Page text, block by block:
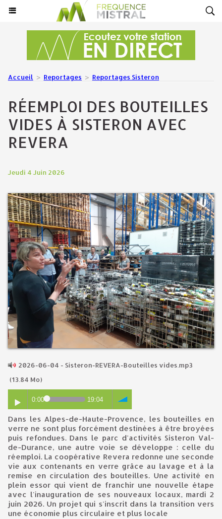
Accueil > Reportages > Reportages Sisteron
RÉEMPLOI DES BOUTEILLES
VIDES À SISTERON AVEC
REVERA
Jeudi 4 Juin 2026
2026-06-04 - Sisteron-REVERA-Bouteilles vides.mp3
(13.84 Mo)
0:00 19:04
Dans les Alpes-de-Haute-Provence, les bouteilles en
verre ne sont plus forcément destinées à être broyées
puis refondues. Dans le parc d'activités Sisteron Val-
de-Durance, une autre voie se développe : celle du
réemploi. La coopérative Revera redonne une seconde
vie aux contenants en verre grâce au lavage et à la
remise en circulation des bouteilles. Une activité en
plein essor qui vient de franchir une nouvelle étape
avec l'inauguration de ses nouveaux locaux, mardi 2
juin 2026. Un projet qui s'inscrit dans la transition vers
une économie plus circulaire et plus locale